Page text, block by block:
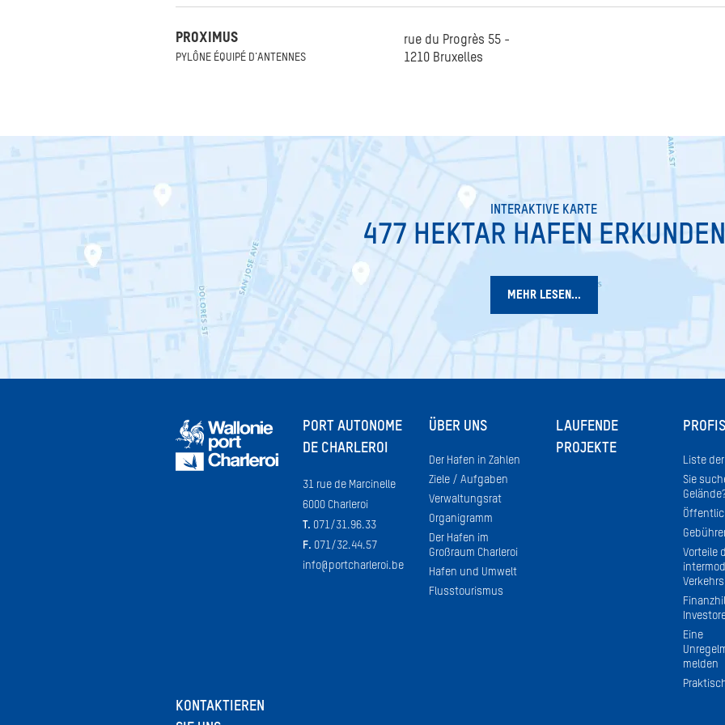
PROXIMUS
PYLÔNE ÉQUIPÉ D'ANTENNES
rue du Progrès 55 -
1210 Bruxelles
INTERAKTIVE KARTE
477 HEKTAR HAFEN ERKUNDEN
MEHR LESEN...
PORT AUTONOME
DE CHARLEROI
31 rue de Marcinelle
6000 Charleroi
T. 071/31.96.33
F. 071/32.44.57
info@portcharleroi.be
ÜBER UNS
Der Hafen in Zahlen
Ziele / Aufgaben
Verwaltungsrat
Organigramm
Der Hafen im
Großraum Charleroi
Hafen und Umwelt
Flusstourismus
LAUFENDE
PROJEKTE
PROFIS
Liste
Sie
Vorteile
Verkehrs
Eine
melden
KONTAKTIEREN